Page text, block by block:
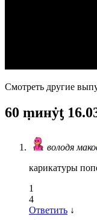
Смотреть другие
60 ṃинẏƫ
володя
карикатуры
1
4
Ответить ↓